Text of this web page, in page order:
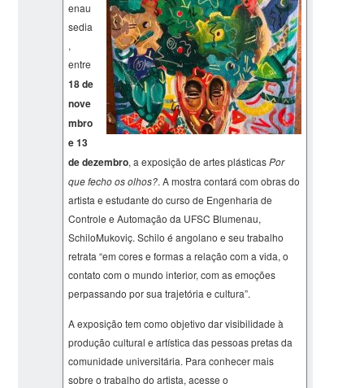
enau
sedia
,
entre
18 de
nove
mbro
e 13
de dezembro, a exposição de artes plásticasPor
que fecho os olhos?. A mostra contará com obras do
artista e estudante do curso de Engenharia de
Controle e Automação da UFSC Blumenau,
SchiloMukoviç. Schilo é angolano e seu trabalho
retrata “em cores e formas a relação com a vida, o
contato com o mundo interior, com as emoções
perpassando por sua trajetória e cultura”.
A exposição tem como objetivo dar visibilidade à
produção cultural e artística das pessoas pretas da
comunidade universitária. Para conhecer mais
sobre o trabalho do artista, acesse o